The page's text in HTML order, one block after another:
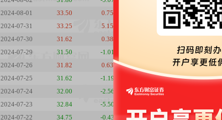
2024-08-01
33.50 0.75 628.53万 2.11亿
2024-07-31
33.25 5.15 1.94亿
2024-07-30
31.62 0.38
2024-07-29
31.50 -1.01 2.47亿
2024-07-26
31.82 0.63 2.79亿
2024-07-25
31.62 -1.19 1009.62万 3.19亿
2024-07-24
32.00 -2.56 1080.17万
2024-07-23
32.84 -5.50
2024-07-22
34.75 -0.43 734.19万 2.55亿